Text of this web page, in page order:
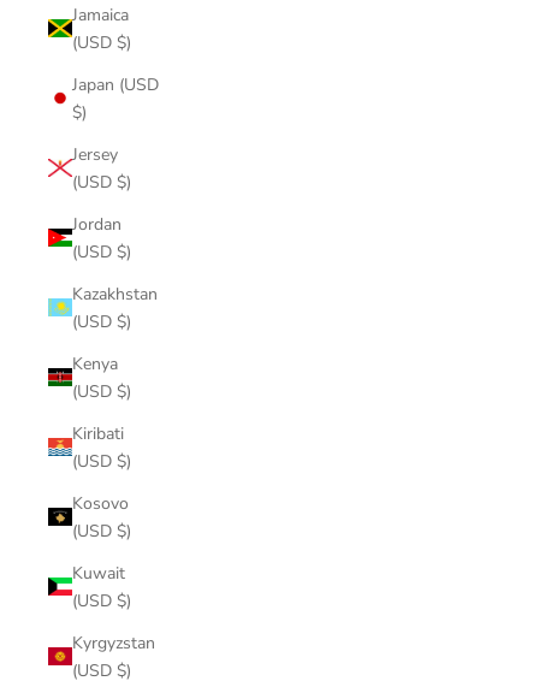
Jamaica
(USD $)
Japan (USD
$)
Jersey
(USD $)
Jordan
(USD $)
Kazakhstan
(USD $)
Kenya
(USD $)
Kiribati
(USD $)
Kosovo
(USD $)
Kuwait
(USD $)
Kyrgyzstan
(USD $)